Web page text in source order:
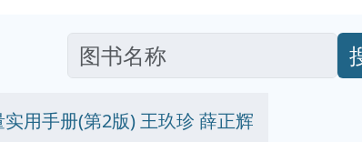
用手册(第2版) 王玖珍 薛正辉